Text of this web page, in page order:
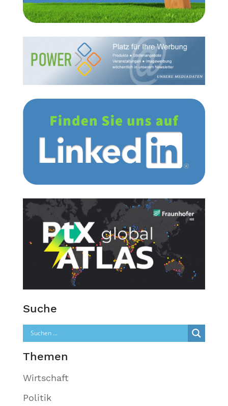
Suche
Themen
Wirtschaft
Politik